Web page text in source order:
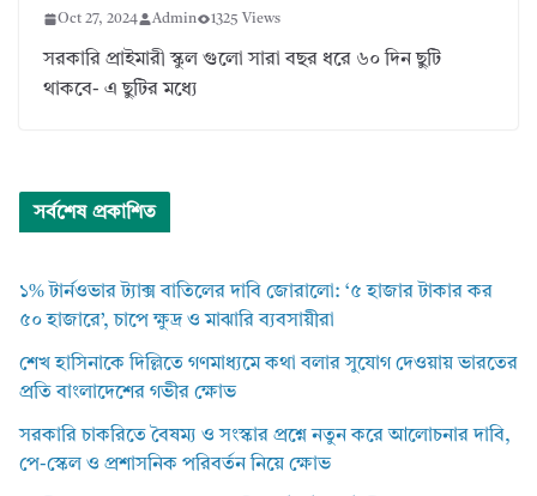
Oct 27, 2024 Admin 1325 Views
সরকারি প্রাইমারী স্কুল গুলো সারা বছর ধরে ৬০ দিন ছুটি
থাকবে- এ ছুটির মধ্যে
সর্বশেষ প্রকাশিত
১% টার্নওভার ট্যাক্স বাতিলের দাবি জোরালো: ‘৫ হাজার টাকার কর
৫০ হাজারে’, চাপে ক্ষুদ্র ও মাঝারি ব্যবসায়ীরা
শেখ হাসিনাকে দিল্লিতে গণমাধ্যমে কথা বলার সুযোগ দেওয়ায় ভারতের
প্রতি বাংলাদেশের গভীর ক্ষোভ
সরকারি চাকরিতে বৈষম্য ও সংস্কার প্রশ্নে নতুন করে আলোচনার দাবি,
পে-স্কেল ও প্রশাসনিক পরিবর্তন নিয়ে ক্ষোভ